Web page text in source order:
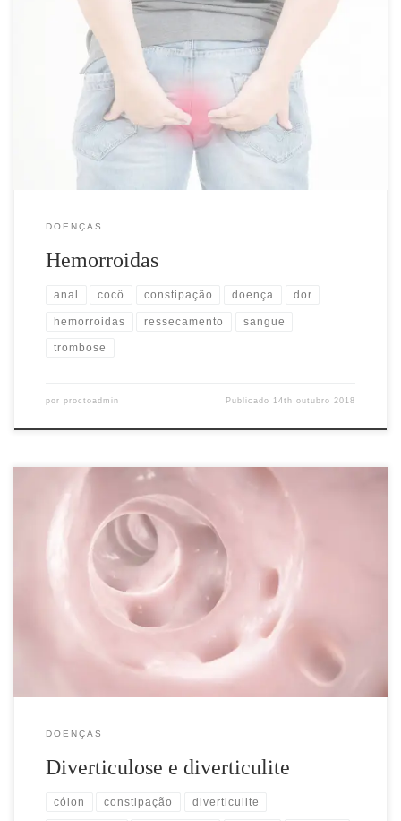
O que são hemorroidas? Hemorroidas são veias dilatadas na região
anal que manifestam sintomas e por isto é melhor referir como
doença hemorroidária. É um problema frequente na população
geral. Existem dois tipos de hemorroidas: internas e externas, de
acordo com a posição. As hemorroidas externas se formam no
canal […]
DOENÇAS
Hemorroidas
anal cocô constipação doença dor
hemorroidas ressecamento sangue
trombose
por proctoadmin Publicado 14th outubro 2018
Definição Divertículos são pequenas saculações (pequenos sacos)
que surgem na parede do intestino grosso podendo atingi-lo como
um todo, principalmente o lado esquerdo em um segmento
chamado sigmoide. O divertículo é formado por uma camada
interna chamada mucosa e outra externa chamada serosa, ambas
muito finas e próximas aos vasos […]
DOENÇAS
Diverticulose e diverticulite
cólon constipação diverticulite